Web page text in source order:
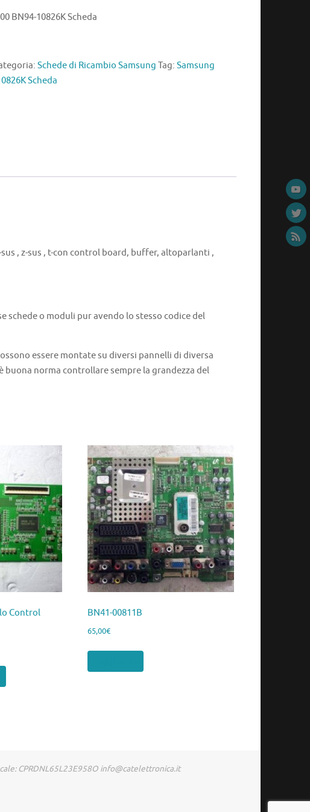
BN94-10826K Scheda
Schede di Ricambio Samsung Tag: Samsung
Scheda
, z-sus , t-con control board, buffer, altoparlanti ,
o moduli pur avendo lo stesso codice del
essere montate su diversi pannelli di diversa
norma controllare sempre la grandezza del
Control
BN41-00811B
65,00€
CPRDNL65L23E958O info@catelettronica.it